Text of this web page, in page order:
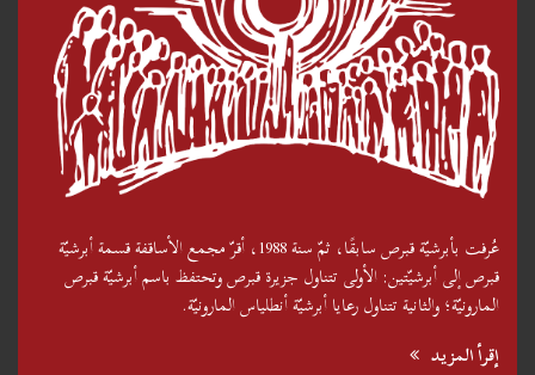
عُرفت بأبرشيّة قبرص سابقًا، ثمّ سنة 1988، أقرّ مجمع الأساقفة قسمة أبرشيّة
قبرص إلى أبرشيّتين: الأولى تتناول جزيرة قبرص وتحتفظ باسم أبرشيّة قبرص
المارونيّة؛ والثانية تتناول رعايا أبرشيّة أنطلياس المارونيّة.
إقرأ المزيد